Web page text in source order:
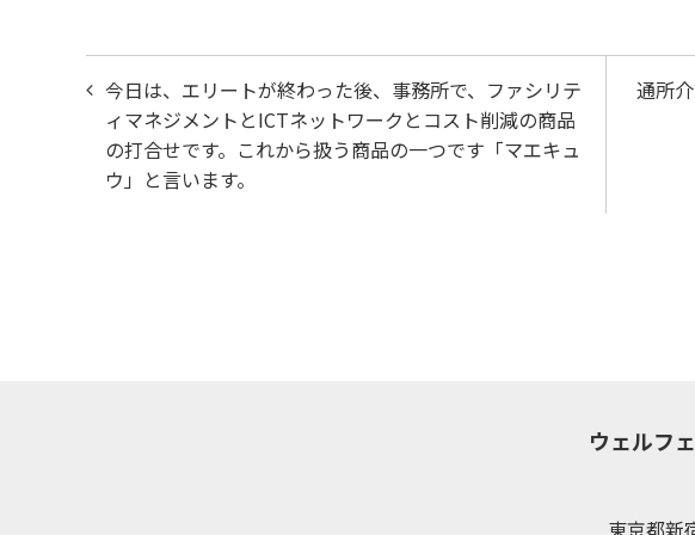
投
稿
ナ
通所
今日は、エリートが終わった後、事務所で、ファシリテ
ィマネジメントとICTネットワークとコスト削減の商品
の打合せです。これから扱う商品の一つです「マエキュ
ウ」と言います。
ウェルフ